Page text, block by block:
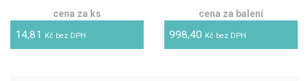
cena za ks
14,81 Kč bez DPH
cena za balení
998,40 Kč bez DPH